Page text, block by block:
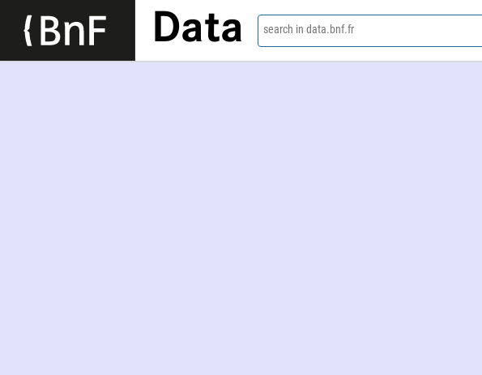
Data search in data.bnf.fr